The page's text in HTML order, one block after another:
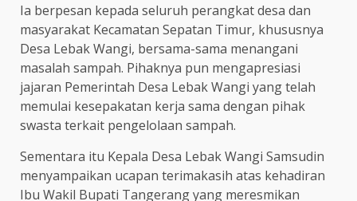
Ia berpesan kepada seluruh perangkat desa dan
masyarakat Kecamatan Sepatan Timur, khususnya
Desa Lebak Wangi, bersama-sama menangani
masalah sampah. Pihaknya pun mengapresiasi
jajaran Pemerintah Desa Lebak Wangi yang telah
memulai kesepakatan kerja sama dengan pihak
swasta terkait pengelolaan sampah.
Sementara itu Kepala Desa Lebak Wangi Samsudin
menyampaikan ucapan terimakasih atas kehadiran
Ibu Wakil Bupati Tangerang yang meresmikan